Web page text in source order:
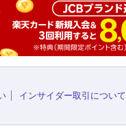
インサイダー取引について